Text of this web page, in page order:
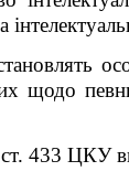
щодо
433 ЦКУ